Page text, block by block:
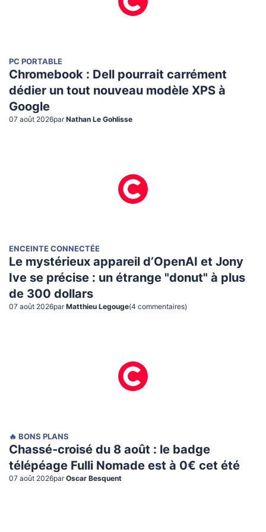
PC PORTABLE
Chromebook : Dell pourrait carrément
dédier un tout nouveau modèle XPS à
Google
07 août 2026par Nathan Le Gohlisse
ENCEINTE CONNECTÉE
Le mystérieux appareil d’OpenAI et Jony
Ive se précise : un étrange "donut" à plus
de 300 dollars
07 août 2026par Matthieu Legouge(4 commentaires)
🔥 BONS PLANS
Chassé-croisé du 8 août : le badge
télépéage Fulli Nomade est à 0€ cet été
07 août 2026par Oscar Besquent